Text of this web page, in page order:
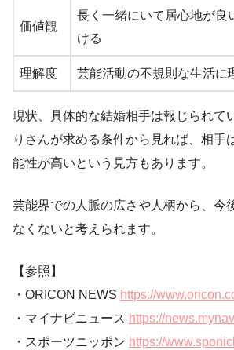
価値観
長く一緒にいて居心地が良
ける
理解度 芸能活動の不規則な生活に
現状、具体的な結婚相手は報じられて
りさんが求める条件から見れば、相手
能性が高いという見方もあります。
芸能界での人脈の広さや人柄から、今
なくないと考えられます。
【参照】
・ORICON NEWS https://
・マイナビニュース https://
・スポーツニッポン https://